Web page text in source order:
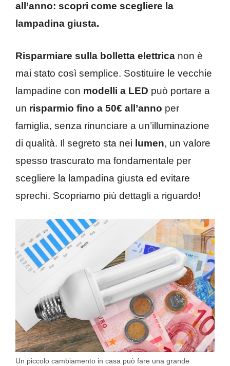
all’anno: scopri come scegliere la
lampadina giusta.
Risparmiare sulla bolletta elettrica non è
mai stato così semplice. Sostituire le vecchie
lampadine con modelli a LED può portare a
un risparmio fino a 50€ all’anno per
famiglia, senza rinunciare a un’illuminazione
di qualità. Il segreto sta nei lumen, un valore
spesso trascurato ma fondamentale per
scegliere la lampadina giusta ed evitare
sprechi. Scopriamo più dettagli a riguardo!
Un piccolo cambiamento in casa può fare una grande